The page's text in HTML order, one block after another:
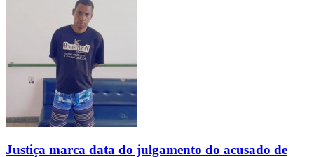
Justiça marca data do julgamento do acusado de